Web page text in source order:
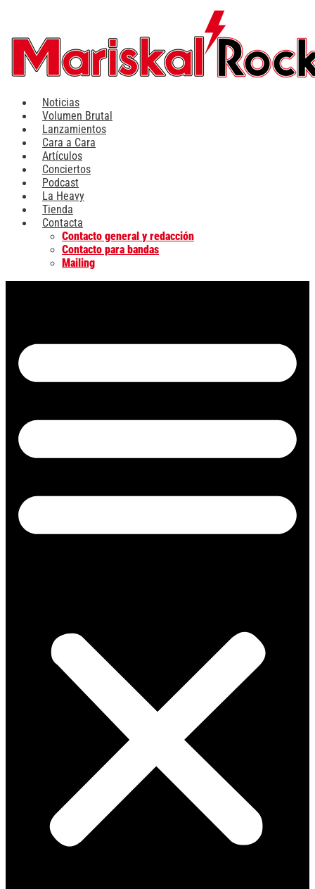
contenido
Noticias
Volumen Brutal
Lanzamientos
Cara a Cara
Artículos
Conciertos
Podcast
La Heavy
Tienda
Contacta
Contacto general y redacción
Contacto para bandas
Mailing